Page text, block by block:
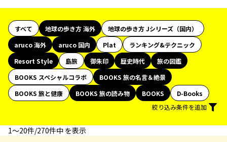
すべて 地球の歩き方 海外
地球の歩き方 Jシリーズ（国内）
aruco 海外
aruco 国内 Plat
ランキング&テクニック
Resort Style
島旅 御朱印 歴史時代
旅の図鑑
BOOKS スペシャルコラボ
BOOKS 旅の名言＆絶景
BOOKS 旅と健康
BOOKS 旅の読み物 BOOKS
D-Books
絞り込み条件を追加
1〜20件/270件中 を表示